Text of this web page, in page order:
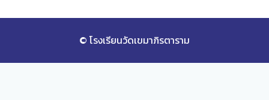
© โรงเรียนวัดเขมาภิรตาราม